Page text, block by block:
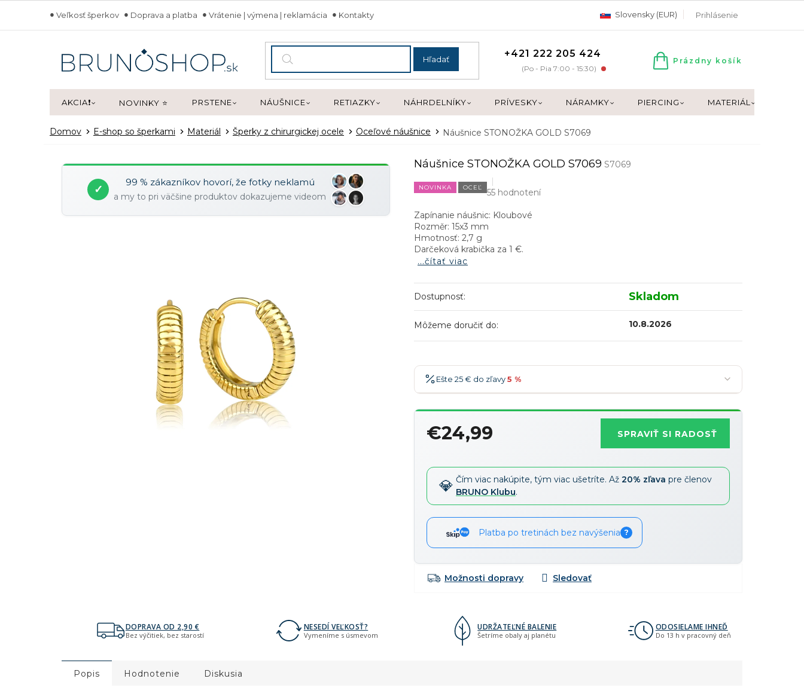
obsah
Veľkosť šperkov Doprava a platba Vrátenie | výmena | reklamácia Kontakty Slovensky (EUR) Prihlásenie
Hľadať +421 222 205 424
(Po - Pia 7:00 - 15:30)
NÁKUPNÝ
Prázdny košík
AKCIA❗ NOVINKY ⭐ PRSTENE NÁUŠNICE RETIAZKY NÁHRDELNÍKY PRÍVESKY NÁRAMKY PIERCING MATERIÁL
Domov E-shop so šperkami Materiál Šperky z chirurgickej ocele Oceľové náušnice Náušnice STONOŽKA GOLD S7069
✓
99 % zákazníkov hovorí, že fotky neklamú
a my to pri väčšine produktov dokazujeme videom
Náušnice STONOŽKA GOLD S7069 S7069
NOVINKA OCEĽ 55 hodnotení
Zapínanie náušnic: Kloubové
Rozměr: 15x3 mm
Hmotnosť: 2,7 g
Darčeková krabička za 1 €.
...čítať viac
Dostupnosť: Skladom
Môžeme doručiť do: 10.8.2026
Ešte 25 € do zľavy5 %
36 € →-7 %
Najobľúbenejšia
-15 %
€24,99 SPRAVIŤ SI RADOSŤ
Čím viac nakúpite, tým viac ušetríte. Až 20% zľava pre členov
BRUNO Klubu.
Platba po tretinách bez navýšenia ?
Možnosti dopravy
DOPRAVA OD 2,90 €
Bez výčitiek, bez starostí
NESEDÍ VEĽKOSŤ?
Vymeníme s úsmevom
UDRŽATEĽNÉ BALENIE
Šetríme obaly aj planétu
ODOSIELAME IHNEĎ
Do 13 h v pracovný deň
Popis Hodnotenie Diskusia